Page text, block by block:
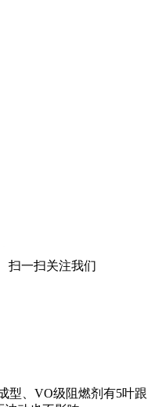
扫一扫关注我们
型、VO级阻燃剂有5叶跟